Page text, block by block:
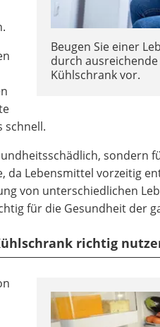
Beugen Sie einer
durch
Kühlschrank vor.
schnell.
sondern
da Lebensmittel vorzeitig
von unterschiedlichen
für die Gesundheit der
richtig